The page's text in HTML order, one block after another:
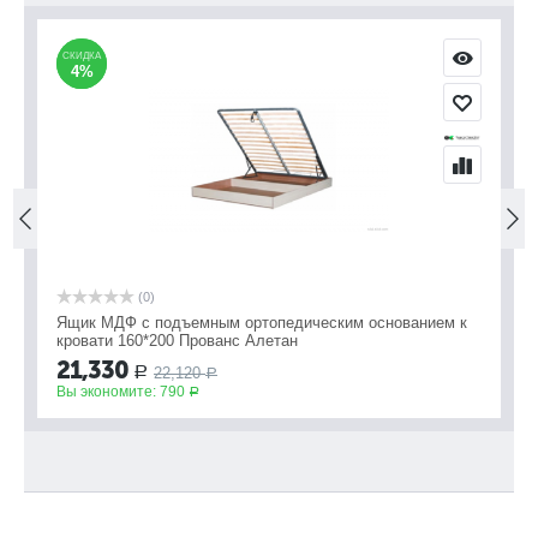
СКИДКА
4%
СКИДКА
4%
(0)
Ящик МДФ с подъемным ортопедическим основанием к
кровати 160*200 Прованс Алетан
21,330 Р 22,120 Р
Вы экономите: 790 Р